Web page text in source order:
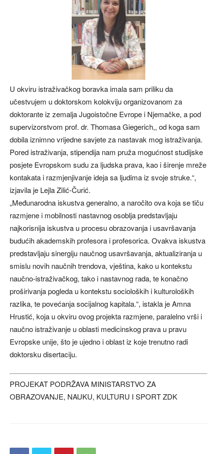
U okviru istraživačkog boravka imala sam priliku da
učestvujem u doktorskom kolokviju organizovanom za
doktorante iz zemalja Jugoistočne Evrope i Njemačke, a pod
supervizorstvom prof. dr. Thomasa Giegerich,, od koga sam
dobila iznimno vrijedne savjete za nastavak mog istraživanja.
Pored istraživanja, stipendija nam pruža mogućnost studijske
posjete Evropskom sudu za ljudska prava, kao i širenje mreže
kontakata i razmjenjivanje ideja sa ljudima iz svoje struke.“,
izjavila je Lejla Zilić-Čurić.
„Međunarodna iskustva generalno, a naročito ova koja se tiču
razmjene i mobilnosti nastavnog osoblja predstavljaju
najkorisnija iskustva u procesu obrazovanja i usavršavanja
budućih akademskih profesora i profesorica. Ovakva iskustva
predstavljaju sinergiju naučnog usavršavanja, aktualiziranja u
smislu novih naučnih trendova, vještina, kako u kontekstu
naučno-istraživačkog, tako i nastavnog rada, te konačno
proširivanja pogleda u kontekstu socioloških i kulturoloških
razlika, te povećanja socijalnog kapitala.“, istakla je Amna
Hrustić, koja u okviru ovog projekta razmjene, paralelno vrši i
naučno istraživanje u oblasti medicinskog prava u pravu
Evropske unije, što je ujedno i oblast iz koje trenutno radi
doktorsku disertaciju.
PROJEKAT PODRŽAVA MINISTARSTVO ZA
OBRAZOVANJE, NAUKU, KULTURU I SPORT ZDK